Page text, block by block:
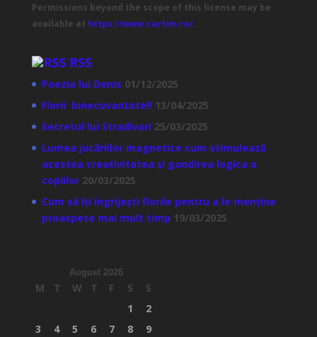
Permissions beyond the scope of this license may be
available at https://www.cartim.ro/.
RSS
Poezia lui Denis 01/12/2025
Florii binecuvantate!! 13/04/2025
Secretul lui Stradivari 25/03/2025
Lumea jucăriilor magnetice cum stimulează
acestea creativitatea și gandirea logica a
copiilor 20/03/2025
Cum să îți îngrijești florile pentru a le menține
proaspete mai mult timp 19/03/2025
August 2026
M T W T F S
S
1
2
3
4 5 6 7 8
9